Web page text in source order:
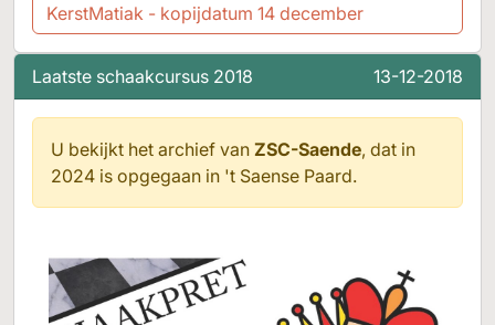
Laatste schaakcursus 2018 13-12-2018
U bekijkt het archief van ZSC-Saende, dat in
2024 is opgegaan in 't Saense Paard.
KerstMatiak - kopijdatum 14 december